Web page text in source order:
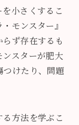
小さくするこ
モンスター』
ず存在するも
スターが肥大
つけたり、問題
方法を学ぶこ